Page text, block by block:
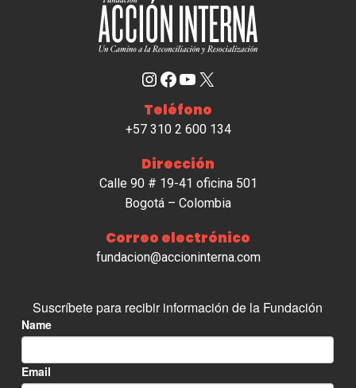
Instagram Facebook YouTube X
Teléfono
+57 310 2 600 134
Dirección
Calle 90 # 19-41 oficina 501
Bogotá – Colombia
Correo electrónico
fundacion@accioninterna.com